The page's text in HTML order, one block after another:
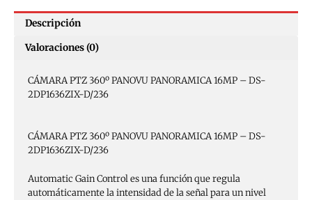
Descripción
Valoraciones (0)
CÁMARA PTZ 360º PANOVU PANORAMICA 16MP – DS-
2DP1636ZIX-D/236
CÁMARA PTZ 360º PANOVU PANORAMICA 16MP – DS-
2DP1636ZIX-D/236
Automatic Gain Control es una función que regula
automáticamente la intensidad de la señal para un nivel